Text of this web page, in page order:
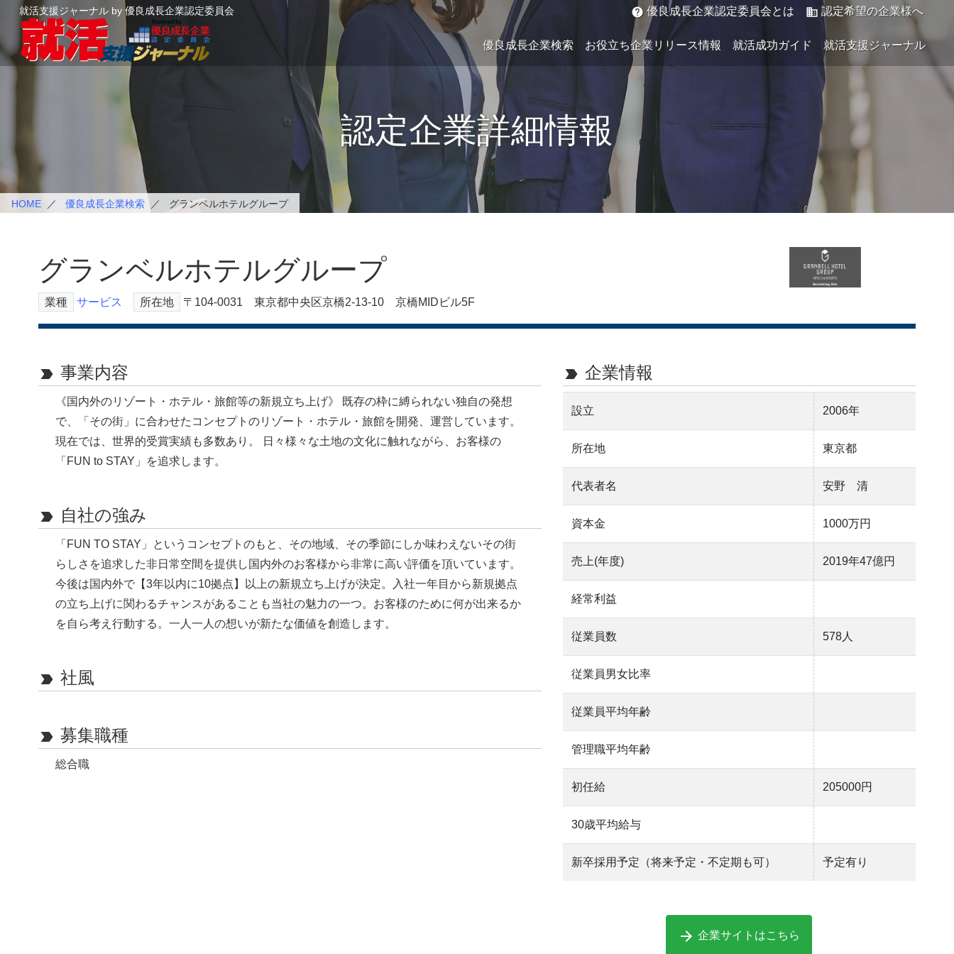
就活支援ジャーナル by 優良成長企業認定委員会 help 優良成長企業認定委員会とは business 認定希望の企業様へ
優良成長企業検索 お役立ち企業リリース情報 就活成功ガイド 就活支援ジャーナル
認定企業詳細情報
HOME 優良成長企業検索 グランベルホテルグループ
グランベルホテルグループ
業種 サービス 所在地 〒104-0031 東京都中央区京橋2-13-10 京橋MIDビル5F
label_important 事業内容
《国内外のリゾート・ホテル・旅館等の新規立ち上げ》 既存の枠に縛られない独自の発想
で、「その街」に合わせたコンセプトのリゾート・ホテル・旅館を開発、運営しています。
現在では、世界的受賞実績も多数あり。 日々様々な土地の文化に触れながら、お客様の
「FUN to STAY」を追求します。
label_important 自社の強み
「FUN TO STAY」というコンセプトのもと、その地域、その季節にしか味わえないその街
らしさを追求した非日常空間を提供し国内外のお客様から非常に高い評価を頂いています。
今後は国内外で【3年以内に10拠点】以上の新規立ち上げが決定。入社一年目から新規拠点
の立ち上げに関わるチャンスがあることも当社の魅力の一つ。お客様のために何が出来るか
を自ら考え行動する。一人一人の想いが新たな価値を創造します。
label_important 社風
label_important 募集職種
総合職
label_important 企業情報
設立 2006年
所在地 東京都
代表者名 安野 清
資本金 1000万円
売上(年度) 2019年47億円
経常利益
従業員数 578人
従業員男女比率
従業員平均年齢
管理職平均年齢
初任給 205000円
30歳平均給与
新卒採用予定（将来予定・不定期も可） 予定有り
arrow_forward 企業サイトはこちら